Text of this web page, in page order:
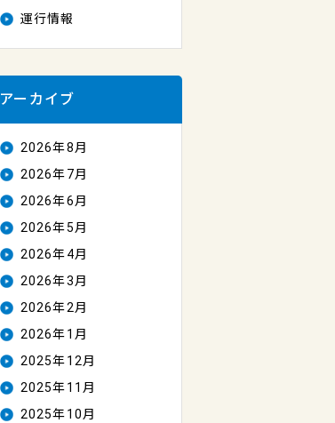
運行情報
アーカイブ
2026年8月
2026年7月
2026年6月
2026年5月
2026年4月
2026年3月
2026年2月
2026年1月
2025年12月
2025年11月
2025年10月